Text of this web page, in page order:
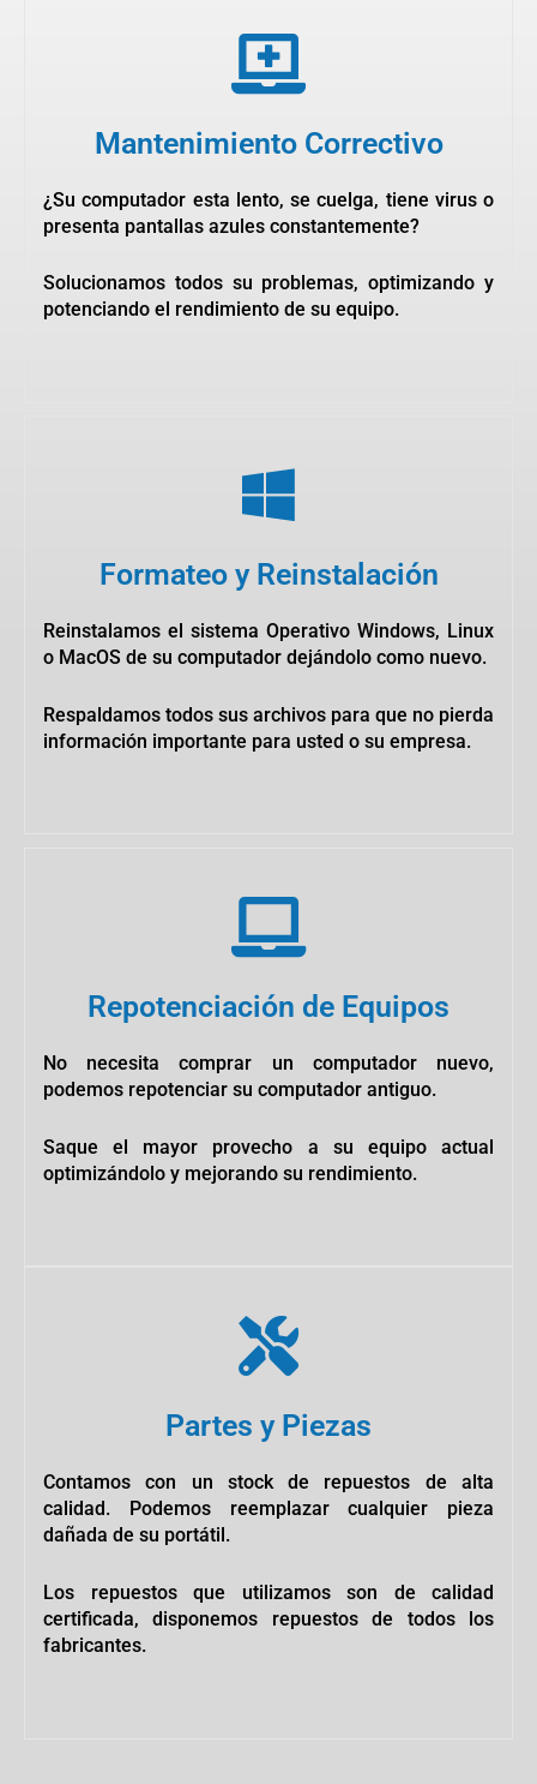
Mantenimiento Correctivo
¿Su computador esta lento, se cuelga, tiene virus o
presenta pantallas azules constantemente?
Solucionamos todos su problemas, optimizando y
potenciando el rendimiento de su equipo.
Formateo y Reinstalación
Reinstalamos el sistema Operativo Windows, Linux
o MacOS de su computador dejándolo como nuevo.
Respaldamos todos sus archivos para que no pierda
información importante para usted o su empresa.
Repotenciación de Equipos
No necesita comprar un computador nuevo,
podemos repotenciar su computador antiguo.
Saque el mayor provecho a su equipo actual
optimizándolo y mejorando su rendimiento.
Partes y Piezas
Contamos con un stock de repuestos de alta
calidad. Podemos reemplazar cualquier pieza
dañada de su portátil.
Los repuestos que utilizamos son de calidad
certificada, disponemos repuestos de todos los
fabricantes.